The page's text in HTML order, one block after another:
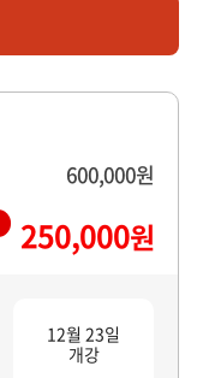
600,000원
250,000원
12월 23일
개강